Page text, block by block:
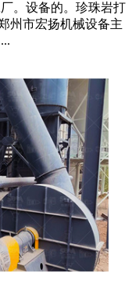
。设备的。珍珠岩打
州市宏扬机械设备主